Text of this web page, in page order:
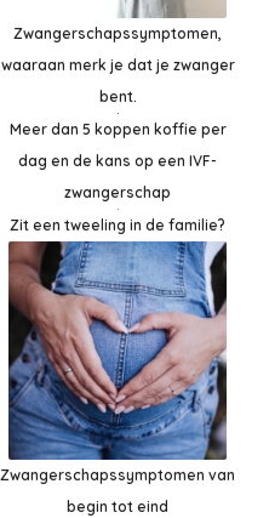
Zwangerschapssymptomen,
waaraan merk je dat je zwanger
bent.
Meer dan 5 koppen koffie per
dag en de kans op een IVF-
zwangerschap
Zit een tweeling in de familie?
Zwangerschapssymptomen van
begin tot eind